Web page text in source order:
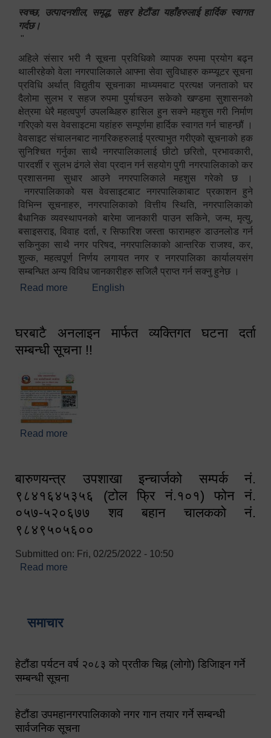
स्वच्छ, उत्पादनशील, समृद्ध, सहर हेटौंडा यहाँहरुलाई हार्दिक स्वागत
गर्दछ।
"
अहिले संसार भरी नै सूचना प्रविधिको व्यापक रुपमा प्रयोग बढ्न
थालीरहेको वेला नगरपालिकाले आफ्ना सेवा सुविधाहरु कम्प्यूटर सूचना
प्रविधि अर्थात् विद्युतीय सूचनाका माध्यमबाट प्रत्यक्ष जनताको घर
दैलोमा सुलभ र सहज रुपमा पुर्याचउन सकेको खण्डमा सुशासनको
क्षेत्रमा धेरै महत्वपुर्ण उपलब्धिहरु हासिल हुन सक्ने महशुस गरी निर्माण
गरिएको यस वेवसाइटमा यहांहरु सम्पूर्णमा हार्दिक स्वागत गर्न चाहन्छौं ।
वेवसाइट संचालनबाट नागरिकहरुलाई प्रत्याभुत गरीएको सूचनाको हक
सुनिश्चित गर्नुका साथै नगरपालिकालाई छीटो छरितो, प्रभावकारी,
पारदर्शी र सुलभ ढंगले सेवा प्रदान गर्न सहयोग पुगी नगरपालिकाको कर
प्रशासनमा सुधार आउने नगरपालिकाले महशुस गरेको छ ।
नगरपालिकाको यस वेवसाइटबाट नगरपालिकाबाट प्रकाशन हुने
विभिन्न सूचनाहरु, नगरपालिकाको वित्तीय स्थिति, नगरपालिकाको
बैधानिक व्यवस्थापनको बारेमा जानकारी पाउन सकिने, जन्म, मृत्यु,
बसाइसराइ, विवाह दर्ता, र सिफारिश जस्ता फारामहरु डाउनलोड गर्न
सकिनुका साथै नगर परिषद, नगरपालिकाको आन्तरिक राजश्व, कर,
शुल्क, महत्वपूर्ण निर्णय लगायत नगर र नगरपालिका कार्यालयसंग
सम्बन्धित अन्य विविध जानकारीहरु सजिलै प्राप्त गर्न सक्नु हुनेछ ।
Read more about स्वागतम!!!
English
घरबाटै अनलाइन मार्फत व्यक्तिगत घटना दर्ता
सम्बन्धी सूचना !!
Read more
बारुणयन्त्र उपशाखा इन्चार्जको सम्पर्क नं.
९८४१६४५३५६ (टोल फ्रि नं.१०१) फोन नं.
०५७-५२०६७७ शव बहान चालकको नं.
९८४९५०५६००
Submitted on: Fri, 02/25/2022 - 10:50
Read more
समाचार
हेटौंडा पर्यटन वर्ष २०८३ को प्रतीक चिह्न (लोगो) डिजिाइन गर्ने
सम्बन्धी सूचना
हेटौंडा उपमहानगरपालिकाको नगर गान तयार गर्ने सम्बन्धी
सार्वजनिक सूचना